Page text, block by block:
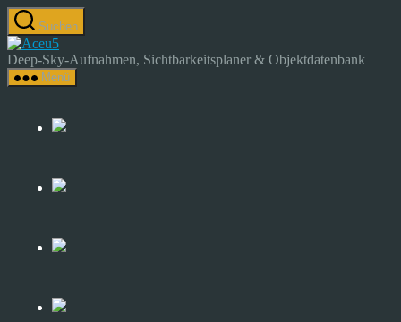
Zum
Inhalt
springen
Suchen
Astrocamp
–
Astrofotografie
Sky-
Deep-Sky-Aufnahmen, Sichtbarkeitsplaner & Objektdatenbank
Menü